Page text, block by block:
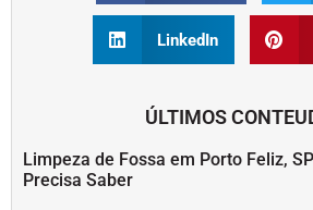
LinkedIn
ÚLTIMOS
Limpeza de Fossa em Porto Feliz,
Precisa Saber